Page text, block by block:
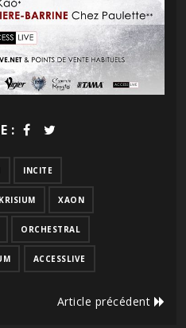
:
INCITE
KRISIUM XAON
ORCHESTRAL
ACCESSLIVE
Article précédent